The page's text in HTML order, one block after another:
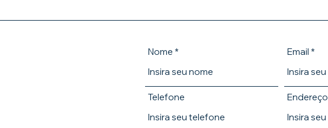
Nome Email
Telefone Endereço